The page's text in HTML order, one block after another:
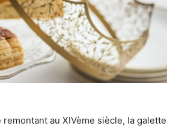
au XIVème siècle, la galette